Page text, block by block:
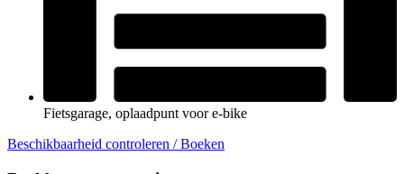
Fietsgarage, oplaadpunt voor e-bike
Beschikbaarheid controleren / Boeken